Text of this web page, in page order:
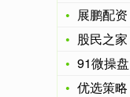
展鹏配
股民之家
91微操盘
优选策